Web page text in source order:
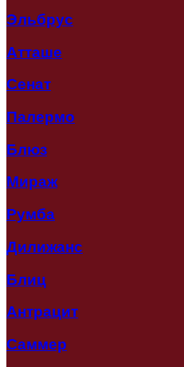
Эльбрус
Атташе
Сенат
Палермо
Блюз
Мираж
Румба
Дилижанс
Блиц
Антрацит
Саммер